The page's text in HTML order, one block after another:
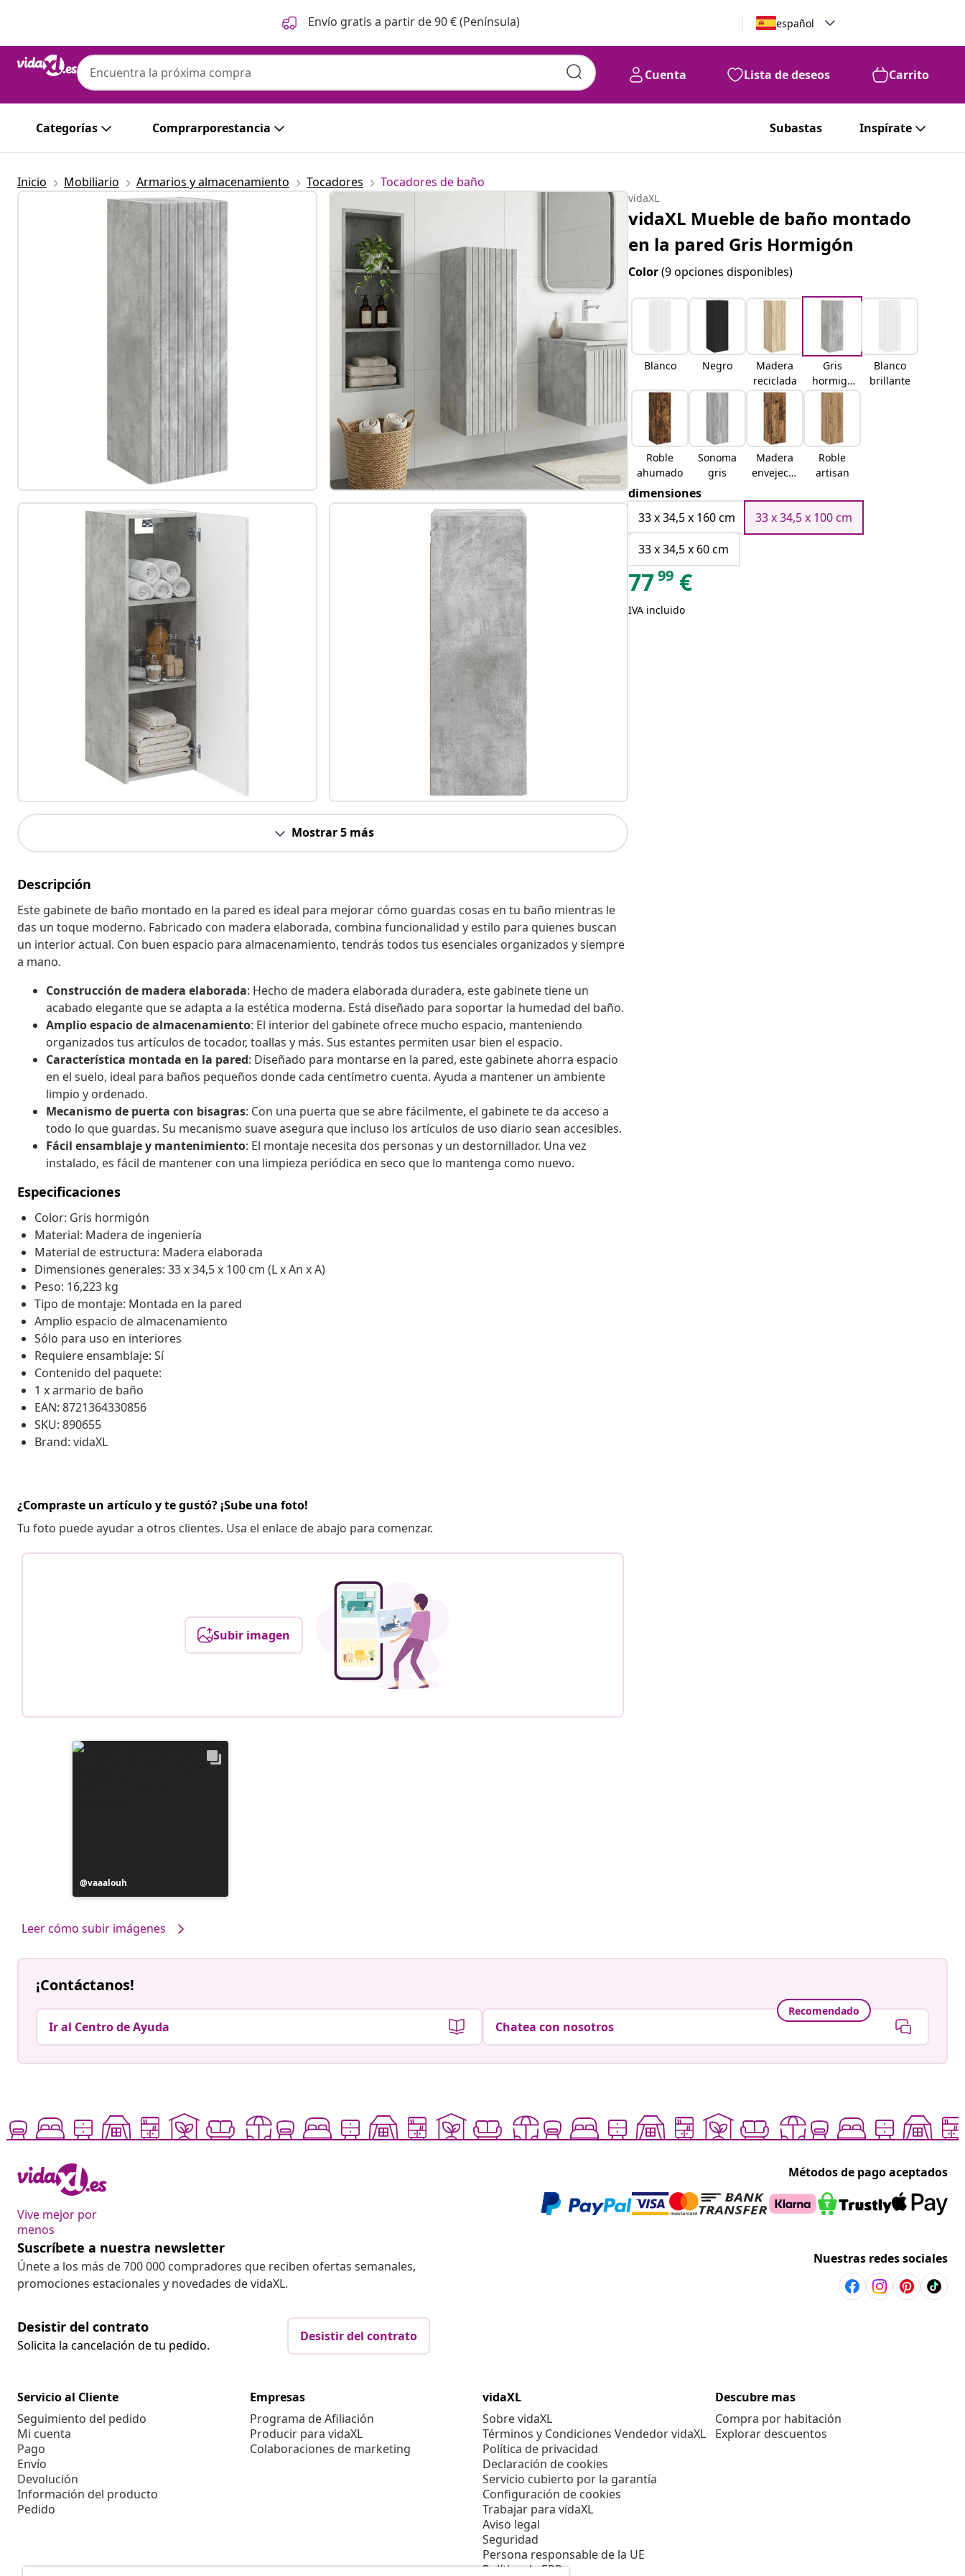
Envío gratis a partir de 90 € (Península) español
Cuenta Lista de deseos Carrito
Categorías Comprarporestancia Subastas Inspírate
Inicio Mobiliario Armarios y almacenamiento Tocadores Tocadores de baño
Mostrar 5 más
Descripción
Este gabinete de baño montado en la pared es ideal para mejorar cómo guardas cosas en tu baño mientras le
das un toque moderno. Fabricado con madera elaborada, combina funcionalidad y estilo para quienes buscan
un interior actual. Con buen espacio para almacenamiento, tendrás todos tus esenciales organizados y siempre
a mano.
Construcción de madera elaborada: Hecho de madera elaborada duradera, este gabinete tiene un
acabado elegante que se adapta a la estética moderna. Está diseñado para soportar la humedad del baño.
Amplio espacio de almacenamiento: El interior del gabinete ofrece mucho espacio, manteniendo
organizados tus artículos de tocador, toallas y más. Sus estantes permiten usar bien el espacio.
Característica montada en la pared: Diseñado para montarse en la pared, este gabinete ahorra espacio
en el suelo, ideal para baños pequeños donde cada centímetro cuenta. Ayuda a mantener un ambiente
limpio y ordenado.
Mecanismo de puerta con bisagras: Con una puerta que se abre fácilmente, el gabinete te da acceso a
todo lo que guardas. Su mecanismo suave asegura que incluso los artículos de uso diario sean accesibles.
Fácil ensamblaje y mantenimiento: El montaje necesita dos personas y un destornillador. Una vez
instalado, es fácil de mantener con una limpieza periódica en seco que lo mantenga como nuevo.
Especificaciones
Color: Gris hormigón
Material: Madera de ingeniería
Material de estructura: Madera elaborada
Dimensiones generales: 33 x 34,5 x 100 cm (L x An x A)
Peso: 16,223 kg
Tipo de montaje: Montada en la pared
Amplio espacio de almacenamiento
Sólo para uso en interiores
Requiere ensamblaje: Sí
Contenido del paquete:
1 x armario de baño
EAN: 8721364330856
SKU: 890655
Brand: vidaXL
¿Compraste un artículo y te gustó? ¡Sube una foto!
Tu foto puede ayudar a otros clientes. Usa el enlace de abajo para comenzar.
Subir imagen
Publicación
realizada
vaaalouh
Leer cómo subir imágenes
vidaXL
vidaXL Mueble de baño montado
en la pared Gris Hormigón
Color(9 opciones disponibles)
Blanco Negro
Madera
reciclada
Gris
hormigó
n
Blanco
brillante
Roble
ahumado
Sonoma
gris
Madera
envejecid
Roble
artisan
dimensiones
33 x 34,5 x 160 cm
33 x 34,5 x 100 cm
33 x 34,5 x 60 cm
7799 €
IVA incluido
¡Contáctanos!
Ir al Centro de Ayuda
Recomendado
Chatea con nosotros
Vive mejor por
menos
Métodos de pago aceptados
Suscríbete a nuestra newsletter
Únete a los más de 700 000 compradores que reciben ofertas semanales,
promociones estacionales y novedades de vidaXL.
Nuestras redes sociales
Desistir del contrato
Solicita la cancelación de tu pedido.
Desistir del contrato
Servicio al Cliente
Seguimiento del pedido
Mi cuenta
Pago
Envío
Devolución
Información del producto
Pedido
Empresas
Programa de Afiliación
Producir para vidaXL
Colaboraciones de marketing
vidaXL
Sobre vidaXL
Términos y Condiciones Vendedor vidaXL
Política de privacidad
Declaración de cookies
Servicio cubierto por la garantía
Configuración de cookies
Trabajar para vidaXL
Aviso legal
Seguridad
Persona responsable de la UE
Política de EPR
Descubre mas
Compra por habitación
Explorar descuentos